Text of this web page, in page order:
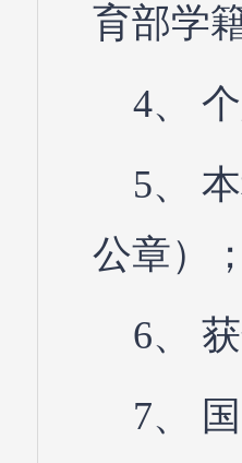
育部学
4、
5、
公章）
6、
7、